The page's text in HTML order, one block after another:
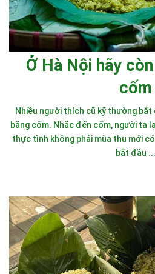
Ở Hà Nội hãy
cốm
Nhiều người thích cũ kỹ thường bắt
bằng cốm. Nhắc đến cốm, người ta
thực tình không phải mùa thu mới
bắt đầu ...